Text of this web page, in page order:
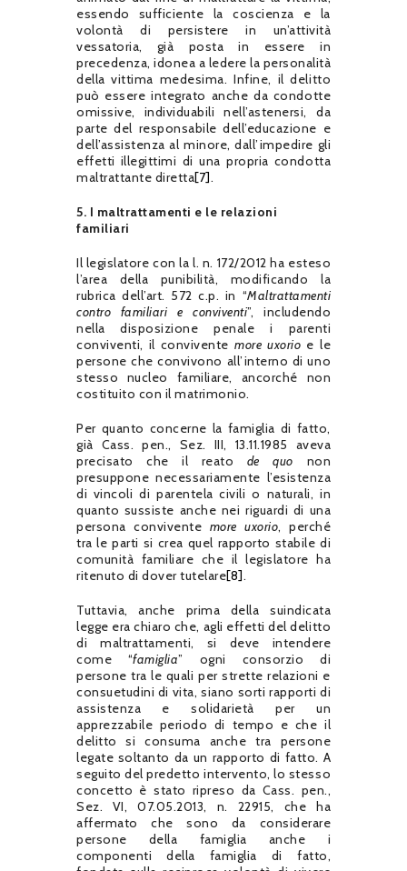
essendo sufficiente la coscienza e la
volontà di persistere in un’attività
vessatoria, già posta in essere in
precedenza, idonea a ledere la personalità
della vittima medesima. Infine, il delitto
può essere integrato anche da condotte
omissive, individuabili nell’astenersi, da
parte del responsabile dell’educazione e
dell’assistenza al minore, dall’impedire gli
effetti illegittimi di una propria condotta
maltrattante diretta[7].
5. I maltrattamenti e le relazioni
familiari
Il legislatore con la l. n. 172/2012 ha esteso
l’area della punibilità, modificando la
rubrica dell’art. 572 c.p. in “Maltrattamenti
contro familiari e conviventi”, includendo
nella disposizione penale i parenti
conviventi, il convivente more uxorio e le
persone che convivono all’interno di uno
stesso nucleo familiare, ancorché non
costituito con il matrimonio.
Per quanto concerne la famiglia di fatto,
già Cass. pen., Sez. III, 13.11.1985 aveva
precisato che il reato de quo non
presuppone necessariamente l’esistenza
di vincoli di parentela civili o naturali, in
quanto sussiste anche nei riguardi di una
persona convivente more uxorio, perché
tra le parti si crea quel rapporto stabile di
comunità familiare che il legislatore ha
ritenuto di dover tutelare[8].
Tuttavia, anche prima della suindicata
legge era chiaro che, agli effetti del delitto
di maltrattamenti, si deve intendere
come “famiglia” ogni consorzio di
persone tra le quali per strette relazioni e
consuetudini di vita, siano sorti rapporti di
assistenza e solidarietà per un
apprezzabile periodo di tempo e che il
delitto si consuma anche tra persone
legate soltanto da un rapporto di fatto. A
seguito del predetto intervento, lo stesso
concetto è stato ripreso da Cass. pen.,
Sez. VI, 07.05.2013, n. 22915, che ha
affermato che sono da considerare
persone della famiglia anche i
componenti della famiglia di fatto,